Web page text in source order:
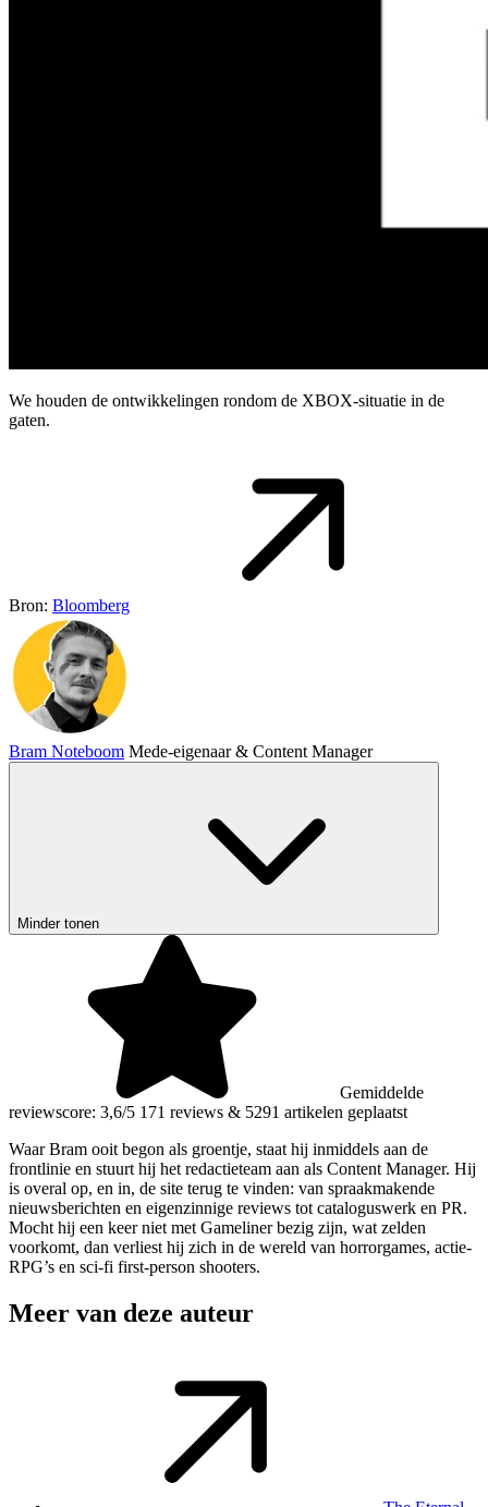
We houden de ontwikkelingen rondom de XBOX-situatie in de
gaten.
Bron: Bloomberg
Bram Noteboom Mede-eigenaar & Content Manager
Minder tonen
Gemiddelde
reviewscore: 3,6/5 171 reviews & 5291 artikelen geplaatst
Waar Bram ooit begon als groentje, staat hij inmiddels aan de
frontlinie en stuurt hij het redactieteam aan als Content Manager. Hij
is overal op, en in, de site terug te vinden: van spraakmakende
nieuwsberichten en eigenzinnige reviews tot cataloguswerk en PR.
Mocht hij een keer niet met Gameliner bezig zijn, wat zelden
voorkomt, dan verliest hij zich in de wereld van horrorgames, actie-
RPG’s en sci-fi first-person shooters.
Meer van deze auteur